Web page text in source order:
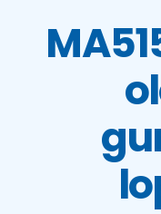
Tehnologije tiska